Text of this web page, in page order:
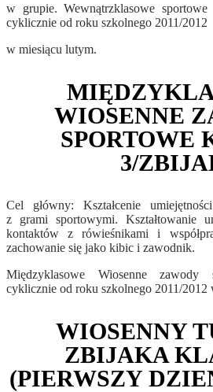
w grupie. Wewnątrzklasowe
cyklicznie od roku szkolnego 2011/2012
w miesiącu lutym.
WIOSENNE
SPORTOWE
3/
Cel główny: Kształcenie
z grami sportowymi. Kształtowanie
kontaktów z rówieśnikami i
zachowanie się jako kibic i zawodnik.
Międzyklasowe Wiosenne
cyklicznie od roku szkolnego 2011/2012
WIOSENNY
ZBIJAKA
(PIERWSZY